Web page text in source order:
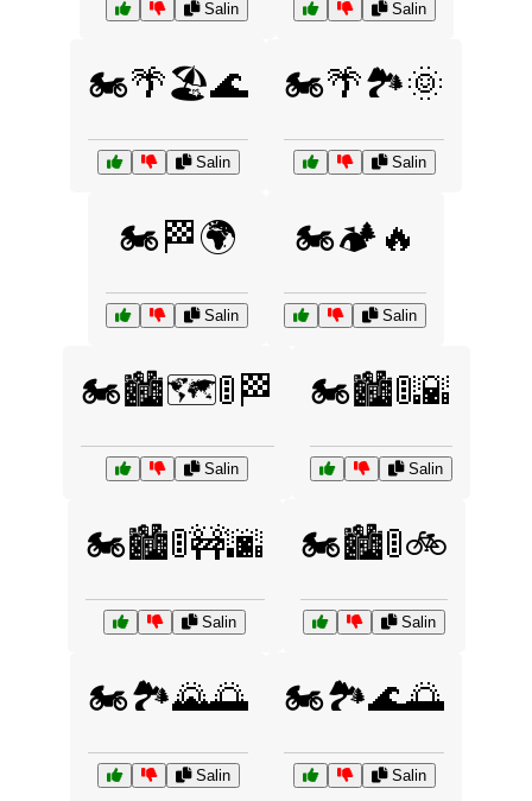
Salin Salin
🏍️🌴🏖️🌊
Salin
🏍️🌴🏞️🌞
Salin
🏍️🏁🌍
Salin
🏍️🏕️🔥
Salin
🏍️🏙️🗺️🚦🏁
Salin
🏍️🏙️🚦🌇
Salin
🏍️🏙️🚦🚧🌆
Salin
🏍️🏙️🚦🚲
Salin
🏍️🏞️🌄🌅
Salin
🏍️🏞️🌊🌅
Salin